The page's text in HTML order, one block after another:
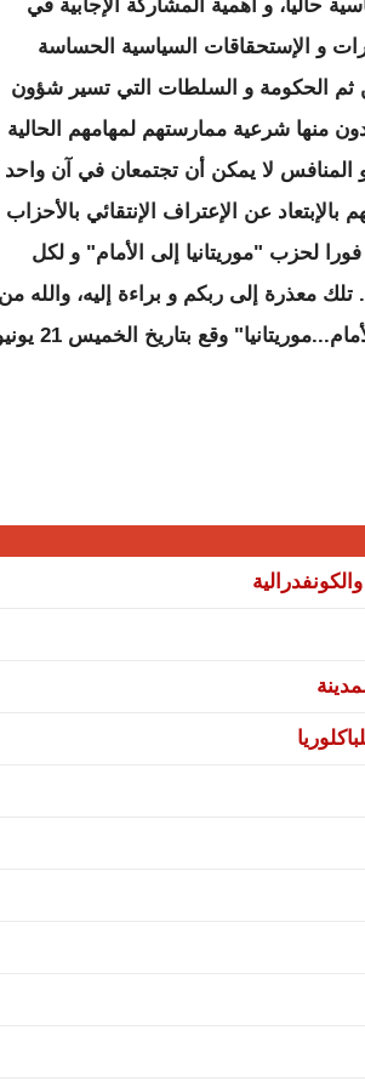
حاليا، و أهمية المشاركة الإجابية في
و الإستحقاقات السياسية الحساسة
من ثم الحكومة و السلطات التي تسير شؤون
منها شرعية ممارستهم لمهامهم الحالية
لا يمكن أن تجتمعان في آن واحد
عن الإعتراف الإنتقائي بالأحزاب
لحزب "موريتانيا إلى الأمام" و لكل
معذرة إلى ربكم و براءة إليه، والله من
وراء القصد و هو الموفق. لجنة الإعلام و الإتصال في مشروع "إلى الأمام...موريتانيا"